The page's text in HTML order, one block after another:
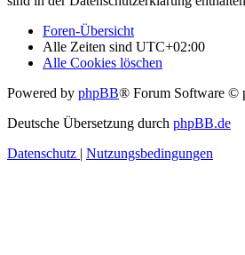
Foren-Übersicht
Alle Zeiten sind UTC+02:00
Alle Cookies löschen
Powered by phpBB® Forum Software ©
Deutsche Übersetzung durch phpBB.de
Datenschutz | Nutzungsbedingungen